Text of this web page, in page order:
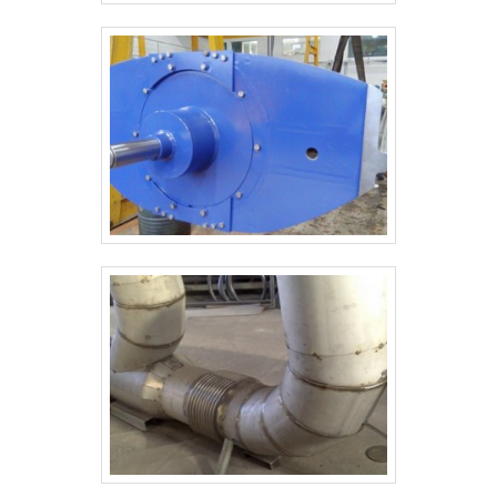
multidisciplinar de consultores associados e
profissionais com vasta experiência na área de
atuação, garantem uma entrega de excelência de
ponta a ponta.